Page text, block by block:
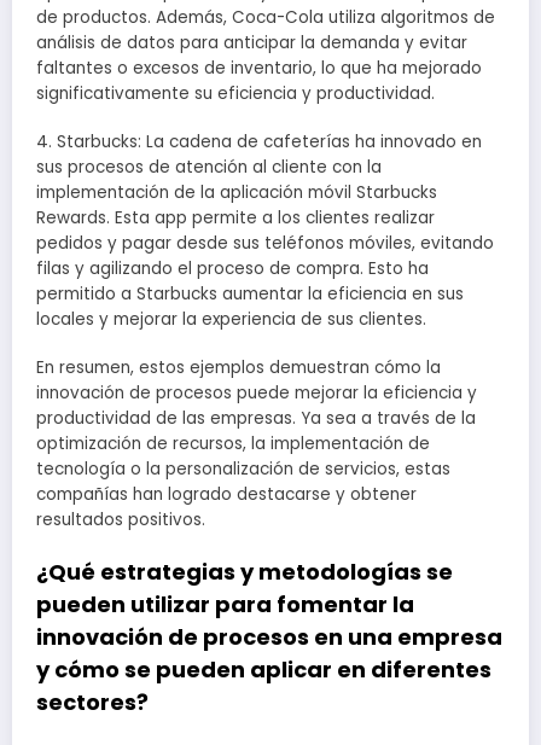
de productos. Además, Coca-Cola utiliza algoritmos de
análisis de datos para anticipar la demanda y evitar
faltantes o excesos de inventario, lo que ha mejorado
significativamente su eficiencia y productividad.
4. Starbucks: La cadena de cafeterías ha innovado en
sus procesos de atención al cliente con la
implementación de la aplicación móvil Starbucks
Rewards. Esta app permite a los clientes realizar
pedidos y pagar desde sus teléfonos móviles, evitando
filas y agilizando el proceso de compra. Esto ha
permitido a Starbucks aumentar la eficiencia en sus
locales y mejorar la experiencia de sus clientes.
En resumen, estos ejemplos demuestran cómo la
innovación de procesos puede mejorar la eficiencia y
productividad de las empresas. Ya sea a través de la
optimización de recursos, la implementación de
tecnología o la personalización de servicios, estas
compañías han logrado destacarse y obtener
resultados positivos.
¿Qué estrategias y metodologías se
pueden utilizar para fomentar la
innovación de procesos en una empresa
y cómo se pueden aplicar en diferentes
sectores?